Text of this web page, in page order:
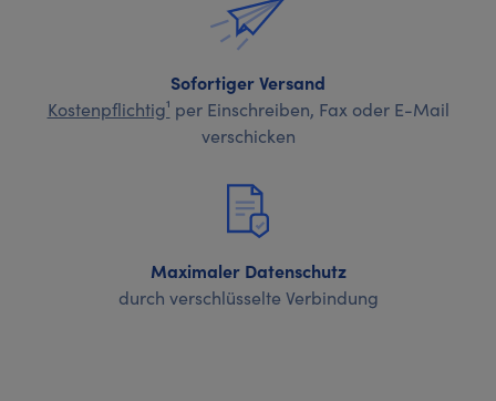
Sofortiger Versand
Kostenpflichtig¹ per Einschreiben, Fax oder E-Mail
verschicken
Maximaler Datenschutz
durch verschlüsselte Verbindung